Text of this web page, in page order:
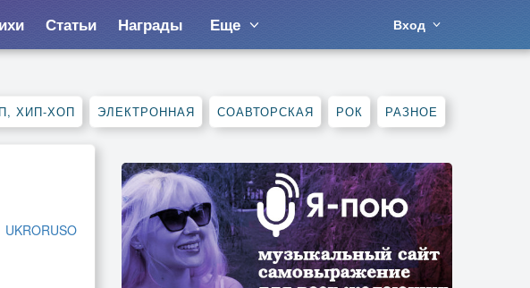
Статьи Награды Еще Вход
ХИП-ХОП ЭЛЕКТРОННАЯ СОАВТОРСКАЯ РОК РАЗНОЕ
UKRORUSO